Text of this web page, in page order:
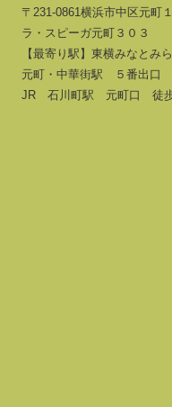
〒231-0861横浜市中区元町
ラ・スピーガ元町３０３
【最寄り駅】東横みなとみ
元町・中華街駅 ５番出口
JR 石川町駅 元町口 徒